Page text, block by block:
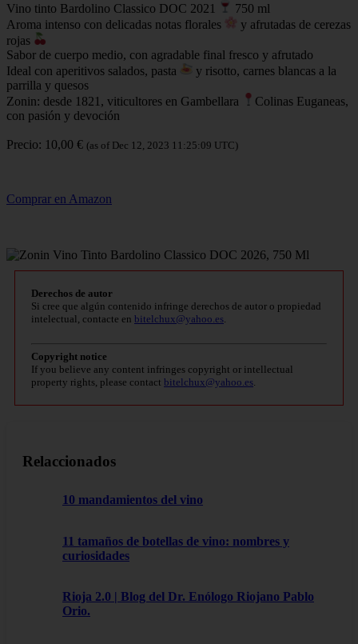
Vino tinto Bardolino Classico DOC 2021
750 ml
Aroma intenso con delicadas notas florales
y afrutadas de cerezas
rojas
Sabor de cuerpo medio, con agradable final fresco y afrutado
Ideal con aperitivos salados, pasta
y risotto, carnes blancas a la
parrilla y quesos
Zonin: desde 1821, viticultores en Gambellara
Colinas Euganeas,
con pasión y devoción
Precio: 10,00 € (as of Dec 12, 2023 11:25:09 UTC)
Comprar en Amazon
Derechos de autor
Si cree que algún contenido infringe derechos de autor o propiedad
intelectual, contacte en bitelchux@yahoo.es
Copyright notice
If you believe any content infringes copyright or intellectual
property rights, please contact bitelchux@yahoo.es
Relaccionados
10 mandamientos del vino
11 tamaños de botellas de vino: nombres y
curiosidades
Rioja 2.0 | Blog del Dr. Enólogo Riojano Pablo
Orio.